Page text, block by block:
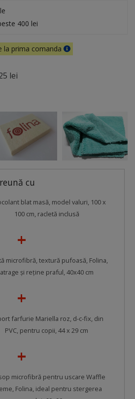
400 lei
la prima comanda
lei
cu
blat masă, model valuri, 100 x
100 cm, racletă inclusă
microfibră, textură pufoasă, Folina,
atrage şi reţine praful, 40x40 cm
farfurie Mariella roz, d-c-fix, din
PVC, pentru copii, 44 x 29 cm
microfibră pentru uscare Waffle
Folina, ideal pentru stergerea